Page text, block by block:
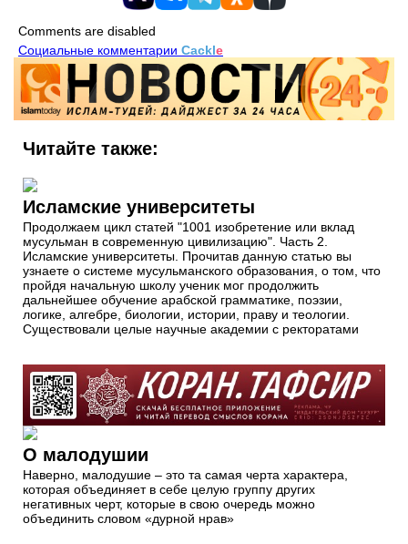
Comments are disabled
Социальные комментарии Cackle
Читайте также:
Исламские университеты
Продолжаем цикл статей "1001 изобретение или вклад
мусульман в современную цивилизацию". Часть 2.
Исламские университеты. Прочитав данную статью вы
узнаете о системе мусульманского образования, о том, что
пройдя начальную школу ученик мог продолжить
дальнейшее обучение арабской грамматике, поэзии,
логике, алгебре, биологии, истории, праву и теологии.
Существовали целые научные академии с ректоратами
О малодушии
Наверно, малодушие – это та самая черта характера,
которая объединяет в себе целую группу других
негативных черт, которые в свою очередь можно
объединить словом «дурной нрав»